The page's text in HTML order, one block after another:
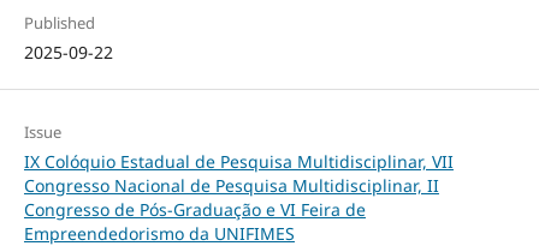
Published
2025-09-22
Issue
IX Colóquio Estadual de Pesquisa Multidisciplinar, VII
Congresso Nacional de Pesquisa Multidisciplinar, II
Congresso de Pós-Graduação e VI Feira de
Empreendedorismo da UNIFIMES